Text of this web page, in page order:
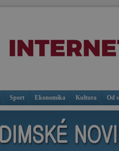
Sport Ekonomika Kultura Od